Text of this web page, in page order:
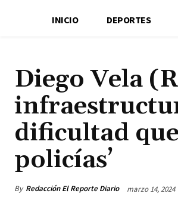
INICIO DEPORTES
Diego Vela
dificultad
policías’
By Redacción El Reporte Diario marzo 14, 2024